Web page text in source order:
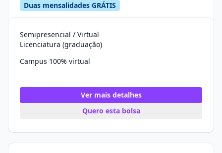
Duas mensalidades GRÁTIS
Semipresencial / Virtual
Licenciatura (graduação)
Campus 100% virtual
Ver mais detalhes
Quero esta bolsa